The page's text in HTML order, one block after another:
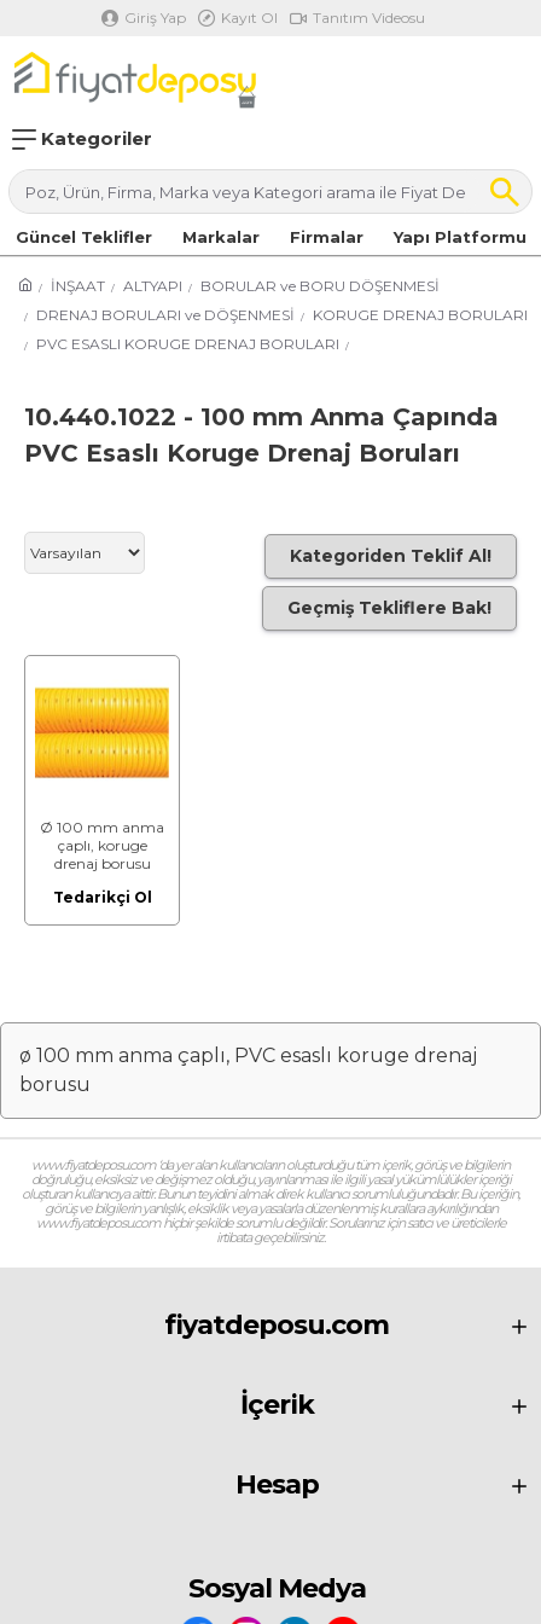
Giriş Yap Kayıt Ol Tanıtım Videosu
Kategoriler
Güncel Teklifler Markalar Firmalar Yapı Platformu
İNŞAAT ALTYAPI
BORULAR ve BORU DÖŞENMESİ
DRENAJ BORULARI ve DÖŞENMESİ
KORUGE DRENAJ BORULARI
PVC ESASLI KORUGE DRENAJ BORULARI
10.440.1022 - 100 mm Anma Çapında
PVC Esaslı Koruge Drenaj Boruları
Kategoriden Teklif Al!
Geçmiş Tekliflere Bak!
Ø 100 mm anma
çaplı, koruge
drenaj borusu
Tedarikçi Ol
ø 100 mm anma çaplı, PVC esaslı koruge drenaj
borusu
www.fiyatdeposu.com ‘da yer alan kullanıcıların oluşturduğu tüm içerik, görüş ve bilgilerin
doğruluğu, eksiksiz ve değişmez olduğu, yayınlanması ile ilgili yasal yükümlülükler içeriği
oluşturan kullanıcıya aittir. Bunun teyidini almak direk kullanıcı sorumluluğundadır. Bu içeriğin,
görüş ve bilgilerin yanlışlık, eksiklik veya yasalarla düzenlenmiş kurallara aykırılığından
www.fiyatdeposu.com hiçbir şekilde sorumlu değildir. Sorularınız için satıcı ve üreticilerle
irtibata geçebilirsiniz.
fiyatdeposu.com
İçerik
Hesap
Sosyal Medya